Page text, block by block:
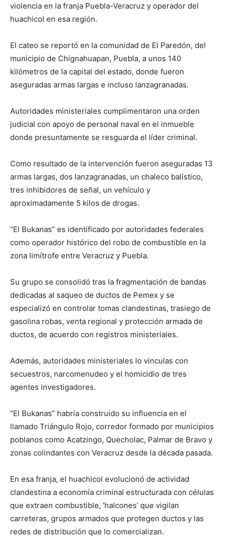
violencia en la franja Puebla-Veracruz y operador del
huachicol en esa región.
El cateo se reportó en la comunidad de El Paredón, del
municipio de Chignahuapan, Puebla, a unos 140
kilómetros de la capital del estado, donde fueron
aseguradas armas largas e incluso lanzagranadas.
Autoridades ministeriales cumplimentaron una orden
judicial con apoyo de personal naval en el inmueble
donde presuntamente se resguarda el líder criminal.
Como resultado de la intervención fueron aseguradas 13
armas largas, dos lanzagranadas, un chaleco balístico,
tres inhibidores de señal, un vehículo y
aproximadamente 5 kilos de drogas.
“El Bukanas” es identificado por autoridades federales
como operador histórico del robo de combustible en la
zona limítrofe entre Veracruz y Puebla.
Su grupo se consolidó tras la fragmentación de bandas
dedicadas al saqueo de ductos de Pemex y se
especializó en controlar tomas clandestinas, trasiego de
gasolina robas, venta regional y protección armada de
ductos, de acuerdo con registros ministeriales.
Además, autoridades ministeriales lo vinculas con
secuestros, narcomenudeo y el homicidio de tres
agentes investigadores.
“El Bukanas” habría construido su influencia en el
llamado Triángulo Rojo, corredor formado por municipios
poblanos como Acatzingo, Quecholac, Palmar de Bravo y
zonas colindantes con Veracruz desde la década pasada.
En esa franja, el huachicol evolucionó de actividad
clandestina a economía criminal estructurada con células
que extraen combustible, ‘halcones’ que vigilan
carreteras, grupos armados que protegen ductos y las
redes de distribución que lo comercializan.